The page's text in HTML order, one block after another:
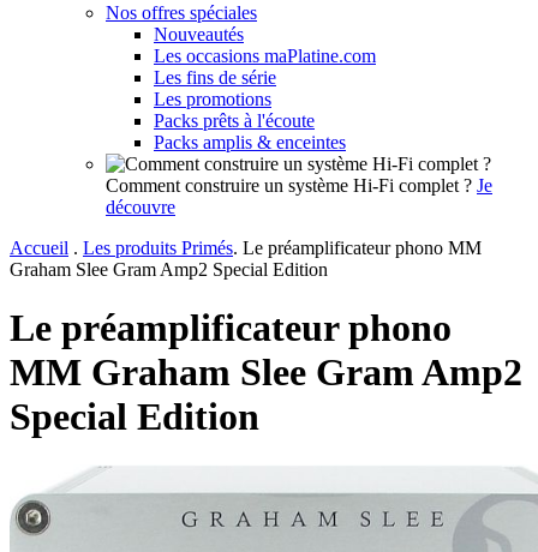
Nos offres spéciales
Nouveautés
Les occasions maPlatine.com
Les fins de série
Les promotions
Packs prêts à l'écoute
Packs amplis & enceintes
Comment construire un système Hi-Fi complet ? Je
découvre
Accueil . Les produits Primés. Le préamplificateur phono MM
Graham Slee Gram Amp2 Special Edition
Le préamplificateur phono
MM Graham Slee Gram Amp2
Special Edition